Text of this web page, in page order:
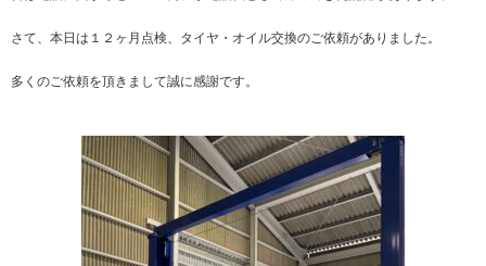
さて、本日は１２ヶ月点検、タイヤ・オイル交換のご依頼がありました。
多くのご依頼を頂きまして誠に感謝です。